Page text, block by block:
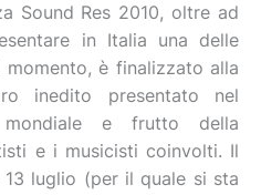
Sound Res 2010, oltre ad
in Italia una delle
è finalizzato alla
inedito presentato nel
e frutto della
e i musicisti coinvolti. Il
luglio (per il quale si sta